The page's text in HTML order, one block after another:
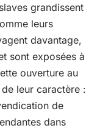
grandissent
leurs
davantage,
sont exposées à
ouverture au
leur caractère :
de
dans